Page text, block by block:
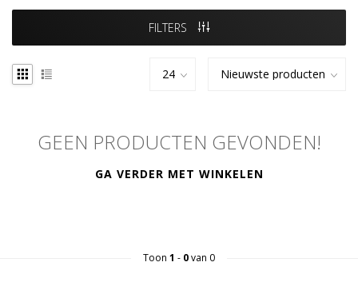
FILTERS
GEEN PRODUCTEN GEVONDEN!
GA VERDER MET WINKELEN
Toon 1 - 0van 0